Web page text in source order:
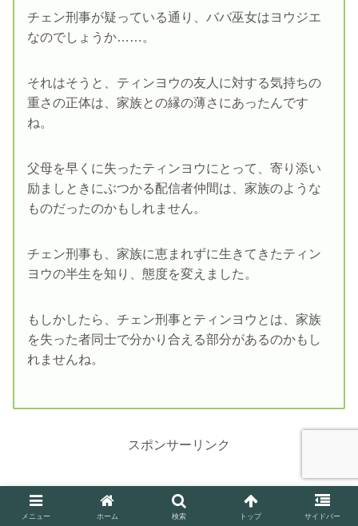
チェン刑事が疑っている通り、ババ巫女はヨウジエ
なのでしょうか……。
それはそうと、ティンヨウの友人に対する気持ちの
重さの正体は、家族との縁の薄さにあったんです
ね。
父母を早くに失ったティンヨウにとって、寄り添い
励ましときにぶつかる配信者仲間は、家族のような
ものだったのかもしれません。
チェン刑事も、家族に恵まれずに生きてきたティン
ヨウの半生を知り、態度を変えました。
もしかしたら、チェン刑事とティンヨウとは、家族
を失った者同士で分かり合える部分があるのかもし
れませんね。
スポンサーリンク
メニュー ホーム 検索 トップ サイドバー